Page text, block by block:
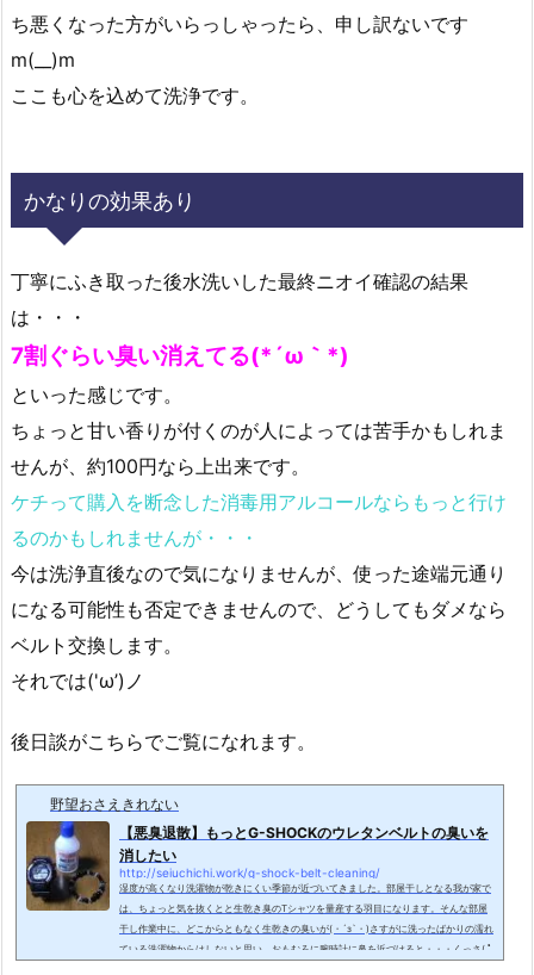
ち悪くなった方がいらっしゃったら、申し訳ないです
m(__)m
ここも心を込めて洗浄です。
かなりの効果あり
丁寧にふき取った後水洗いした最終ニオイ確認の結果
は・・・
7割ぐらい臭い消えてる(*´ω｀*)
といった感じです。
ちょっと甘い香りが付くのが人によっては苦手かもしれま
せんが、約100円なら上出来です。
ケチって購入を断念した消毒用アルコールならもっと行け
るのかもしれませんが・・・
今は洗浄直後なので気になりませんが、使った途端元通り
になる可能性も否定できませんので、どうしてもダメなら
ベルト交換します。
それでは('ω’)ノ
後日談がこちらでご覧になれます。
野望おさえきれない
【悪臭退散】もっとG-SHOCKのウレタンベルトの臭いを
消したい
http://seiuchichi.work/g-shock-belt-cleaning/
湿度が高くなり洗濯物が乾きにくい季節が近づいてきました。部屋干しとなる我が家で
は、ちょっと気を抜くとと生乾き臭のTシャツを量産する羽目になります。そんな部屋
干し作業中に、どこからともなく生乾きの臭いが(・´з`・)さすがに洗ったばかりの濡れ
ている洗濯物からはしないと思い、おもむろに腕時計に鼻を近づけると・・・くっさ( ﾟ